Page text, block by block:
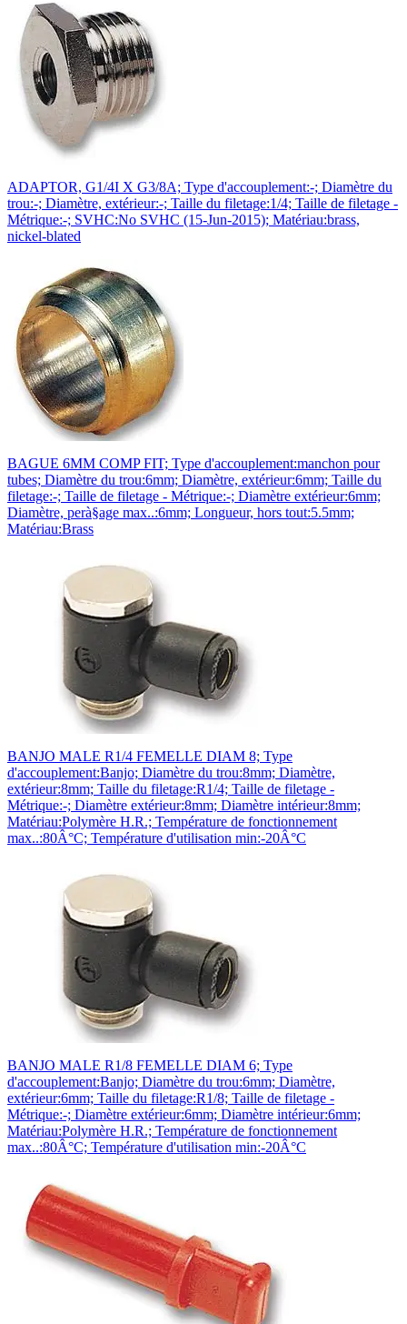
ADAPTOR, G1/4I X G3/8A; Type d'accouplement:-; Diamètre du
trou:-; Diamètre, extérieur:-; Taille du filetage:1/4; Taille de filetage -
Métrique:-; SVHC:No SVHC (15-Jun-2015); Matériau:brass,
nickel-blated
BAGUE 6MM COMP FIT; Type d'accouplement:manchon pour
tubes; Diamètre du trou:6mm; Diamètre, extérieur:6mm; Taille du
filetage:-; Taille de filetage - Métrique:-; Diamètre extérieur:6mm;
Diamètre, perà§age max..:6mm; Longueur, hors tout:5.5mm;
Matériau:Brass
BANJO MALE R1/4 FEMELLE DIAM 8; Type
d'accouplement:Banjo; Diamètre du trou:8mm; Diamètre,
extérieur:8mm; Taille du filetage:R1/4; Taille de filetage -
Métrique:-; Diamètre extérieur:8mm; Diamètre intérieur:8mm;
Matériau:Polymère H.R.; Température de fonctionnement
max..:80Â°C; Température d'utilisation min:-20Â°C
BANJO MALE R1/8 FEMELLE DIAM 6; Type
d'accouplement:Banjo; Diamètre du trou:6mm; Diamètre,
extérieur:6mm; Taille du filetage:R1/8; Taille de filetage -
Métrique:-; Diamètre extérieur:6mm; Diamètre intérieur:6mm;
Matériau:Polymère H.R.; Température de fonctionnement
max..:80Â°C; Température d'utilisation min:-20Â°C